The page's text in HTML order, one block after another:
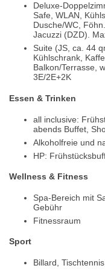
Deluxe-
Safe, WLAN,
Dusche/WC,
Jacuzzi (DZD).
Suite (JS, ca. 44
Kühlschrank,
Balkon/Terrasse,
3E/2E+2K
Essen & Trinken
all inclusive:
abends Buffet,
Alkoholfreie und
HP:
Wellness & Fitness
Spa-Bereich mit
Gebühr
Fitnessraum
Sport
Billard,